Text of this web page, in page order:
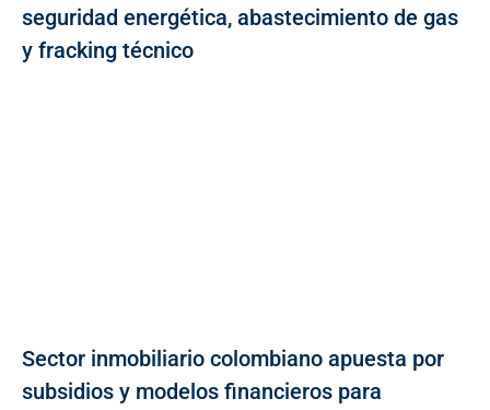
seguridad energética, abastecimiento de gas
y fracking técnico
Sector inmobiliario colombiano apuesta por
subsidios y modelos financieros para